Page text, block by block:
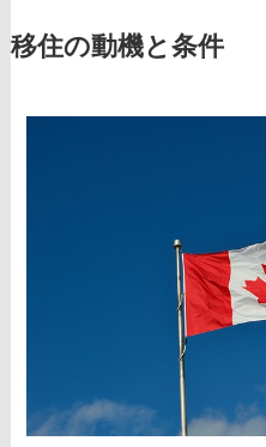
移住の動機と条件